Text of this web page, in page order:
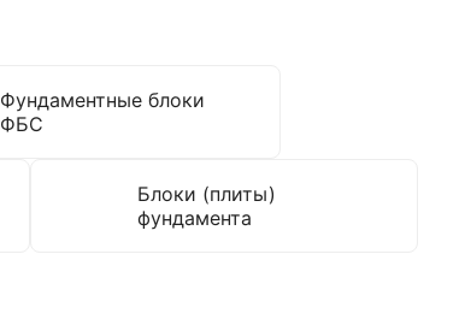
Фундаментные блоки
ФБС
Блоки (плиты)
фундамента